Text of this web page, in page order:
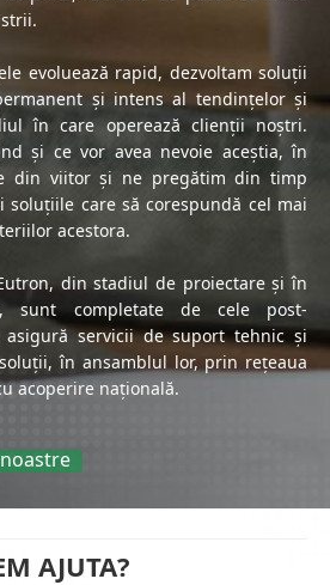
evoluează rapid, dezvoltam soluții
și intens al tendințelor și
în care operează clienții noștri.
și ce vor avea nevoie aceștia, în
din viitor și ne pregătim din timp
care să corespundă cel mai
acestora.
din stadiul de proiectare și în
sunt completate de cele post-
asigură servicii de suport tehnic și
în ansamblul lor, prin rețeaua
acoperire națională.
AJUTA?